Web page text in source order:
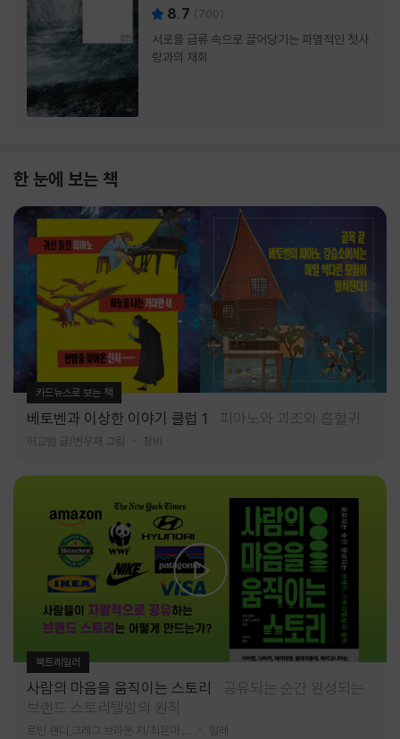
8.7 (700)
서로를 급류 속으로 끌어당기는 파멸적인 첫사
랑과의 재회
한 눈에 보는 책
카드뉴스로 보는 책
베토벤과 이상한 이야기 클럽 1 피아노와 괴조와 흡혈귀
허교범 글/변우재 그림 창비
북트레일러
사람의 마음을 움직이는 스토리
공유되는 순간 완성되는
브랜드 스토리텔링의 원칙
알레